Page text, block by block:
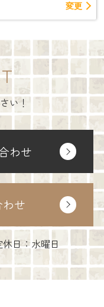
変更
い！
わせ
せ
日：水曜日